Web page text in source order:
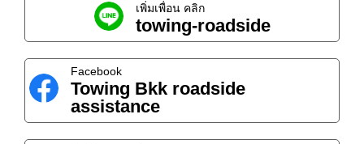
เพิ่มเพื่อน คลิก
towing-roadside
Facebook
Towing Bkk roadside
assistance